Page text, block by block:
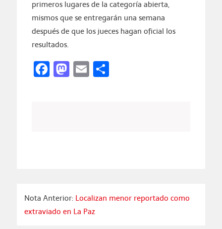
primeros lugares de la categoría abierta,
mismos que se entregarán una semana
después de que los jueces hagan oficial los
resultados.
Facebook
Mastodon
EmailCompartir
Nota Anterior:Localizan menor reportado como
extraviado en La Paz